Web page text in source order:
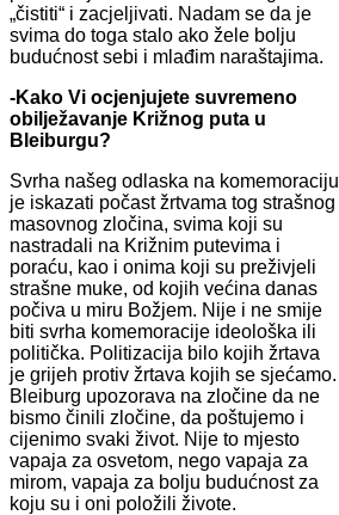
„čistiti“ i zacjeljivati. Nadam se da je
svima do toga stalo ako žele bolju
budućnost sebi i mlađim naraštajima.
-Kako Vi ocjenjujete suvremeno
obilježavanje Križnog puta u
Bleiburgu?
Svrha našeg odlaska na komemoraciju
je iskazati počast žrtvama tog strašnog
masovnog zločina, svima koji su
nastradali na Križnim putevima i
poraću, kao i onima koji su preživjeli
strašne muke, od kojih većina danas
počiva u miru Božjem. Nije i ne smije
biti svrha komemoracije ideološka ili
politička. Politizacija bilo kojih žrtava
je grijeh protiv žrtava kojih se sjećamo.
Bleiburg upozorava na zločine da ne
bismo činili zločine, da poštujemo i
cijenimo svaki život. Nije to mjesto
vapaja za osvetom, nego vapaja za
mirom, vapaja za bolju budućnost za
koju su i oni položili živote.